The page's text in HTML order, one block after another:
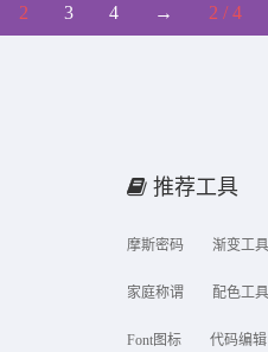
2 3 4 → 2 / 4
推荐工具
摩斯密码 渐变工具
家庭称谓 配色工具
Font图标 代码编辑